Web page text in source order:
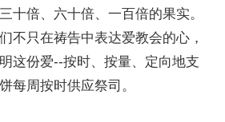
十倍、六十倍、一百倍的果实。
不只在祷告中表达爱教会的心，
这份爱--按时、按量、定向地支
每周按时供应祭司。